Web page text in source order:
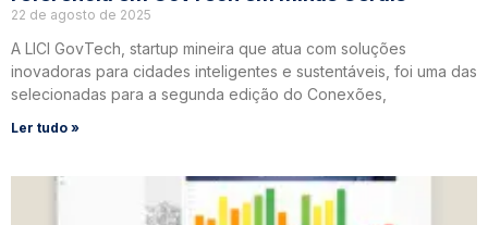
22 de agosto de 2025
A LICI GovTech, startup mineira que atua com soluções
inovadoras para cidades inteligentes e sustentáveis, foi uma das
selecionadas para a segunda edição do Conexões,
Ler tudo »